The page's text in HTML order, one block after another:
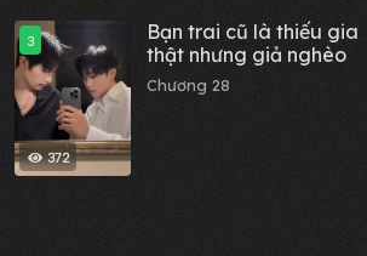
372
3
Bạn trai cũ là thiếu gia
thật nhưng giả nghèo
Chương 28